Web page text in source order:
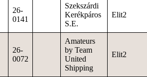
26-
0141
Szekszárdi
Kerékpáros
S.E.
Elit2
26-
0072
Amateurs
by Team
United
Shipping
Elit2